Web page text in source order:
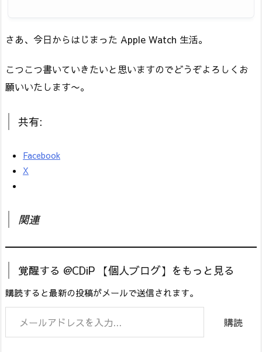
さあ、今日からはじまった Apple Watch 生活。
こつこつ書いていきたいと思いますのでどうぞよろしくお
願いいたします〜。
共有:
Facebook
X
関連
覚醒する @CDiP 【個人ブログ】をもっと見る
購読すると最新の投稿がメールで送信されます。
メールアドレスを入力...
購読